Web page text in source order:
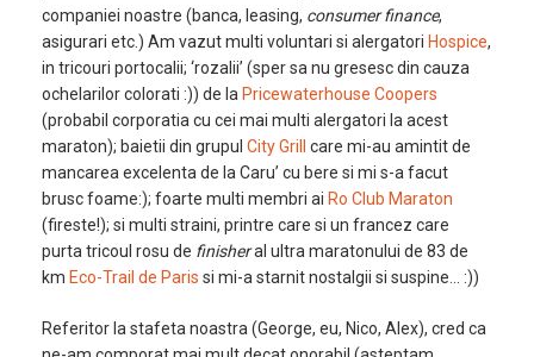
companiei noastre (banca, leasing, consumer finance,
asigurari etc.) Am vazut multi voluntari si alergatori Hospice,
in tricouri portocalii; ‘rozalii’ (sper sa nu gresesc din cauza
ochelarilor colorati :)) de la Pricewaterhouse Coopers
(probabil corporatia cu cei mai multi alergatori la acest
maraton); baietii din grupul City Grill
care mi-au amintit de
mancarea excelenta de la Caru’ cu bere si mi s-a facut
brusc foame:); foarte multi membri ai Ro Club Maraton
(fireste!); si multi straini, printre care si un francez care
purta tricoul rosu de finisheral ultra maratonului de 83 de
km Eco-Trail de Paris si mi-a starnit nostalgii si suspine… :))
Referitor la stafeta noastra (George, eu, Nico, Alex), cred ca